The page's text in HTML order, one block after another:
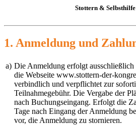
Stottern &
1. Anmeldung und
a) Die Anmeldung erfolgt
die Webseite www.stottern-der-
verbindlich und verpflichtet zur
Teilnahmegebühr. Die Vergabe der
nach Buchungseingang. Erfolgt die
Tage nach Eingang der Anmeldung
vor, die Anmeldung zu stornieren.